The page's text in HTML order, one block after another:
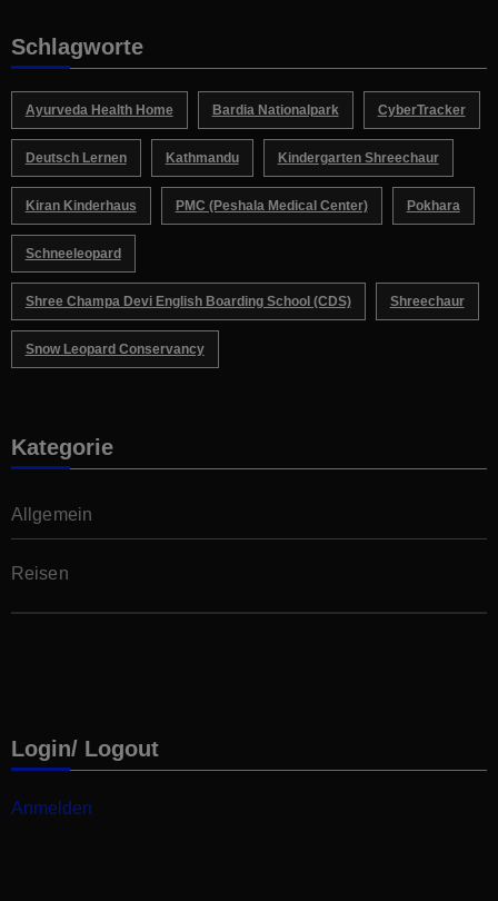
Schlagworte
Ayurveda Health Home Bardia Nationalpark CyberTracker
Deutsch Lernen Kathmandu Kindergarten Shreechaur
Kiran Kinderhaus PMC (Peshala Medical Center) Pokhara
Schneeleopard
Shree Champa Devi English Boarding School (CDS) Shreechaur
Snow Leopard Conservancy
Kategorie
Allgemein
Reisen
Login/ Logout
Anmelden